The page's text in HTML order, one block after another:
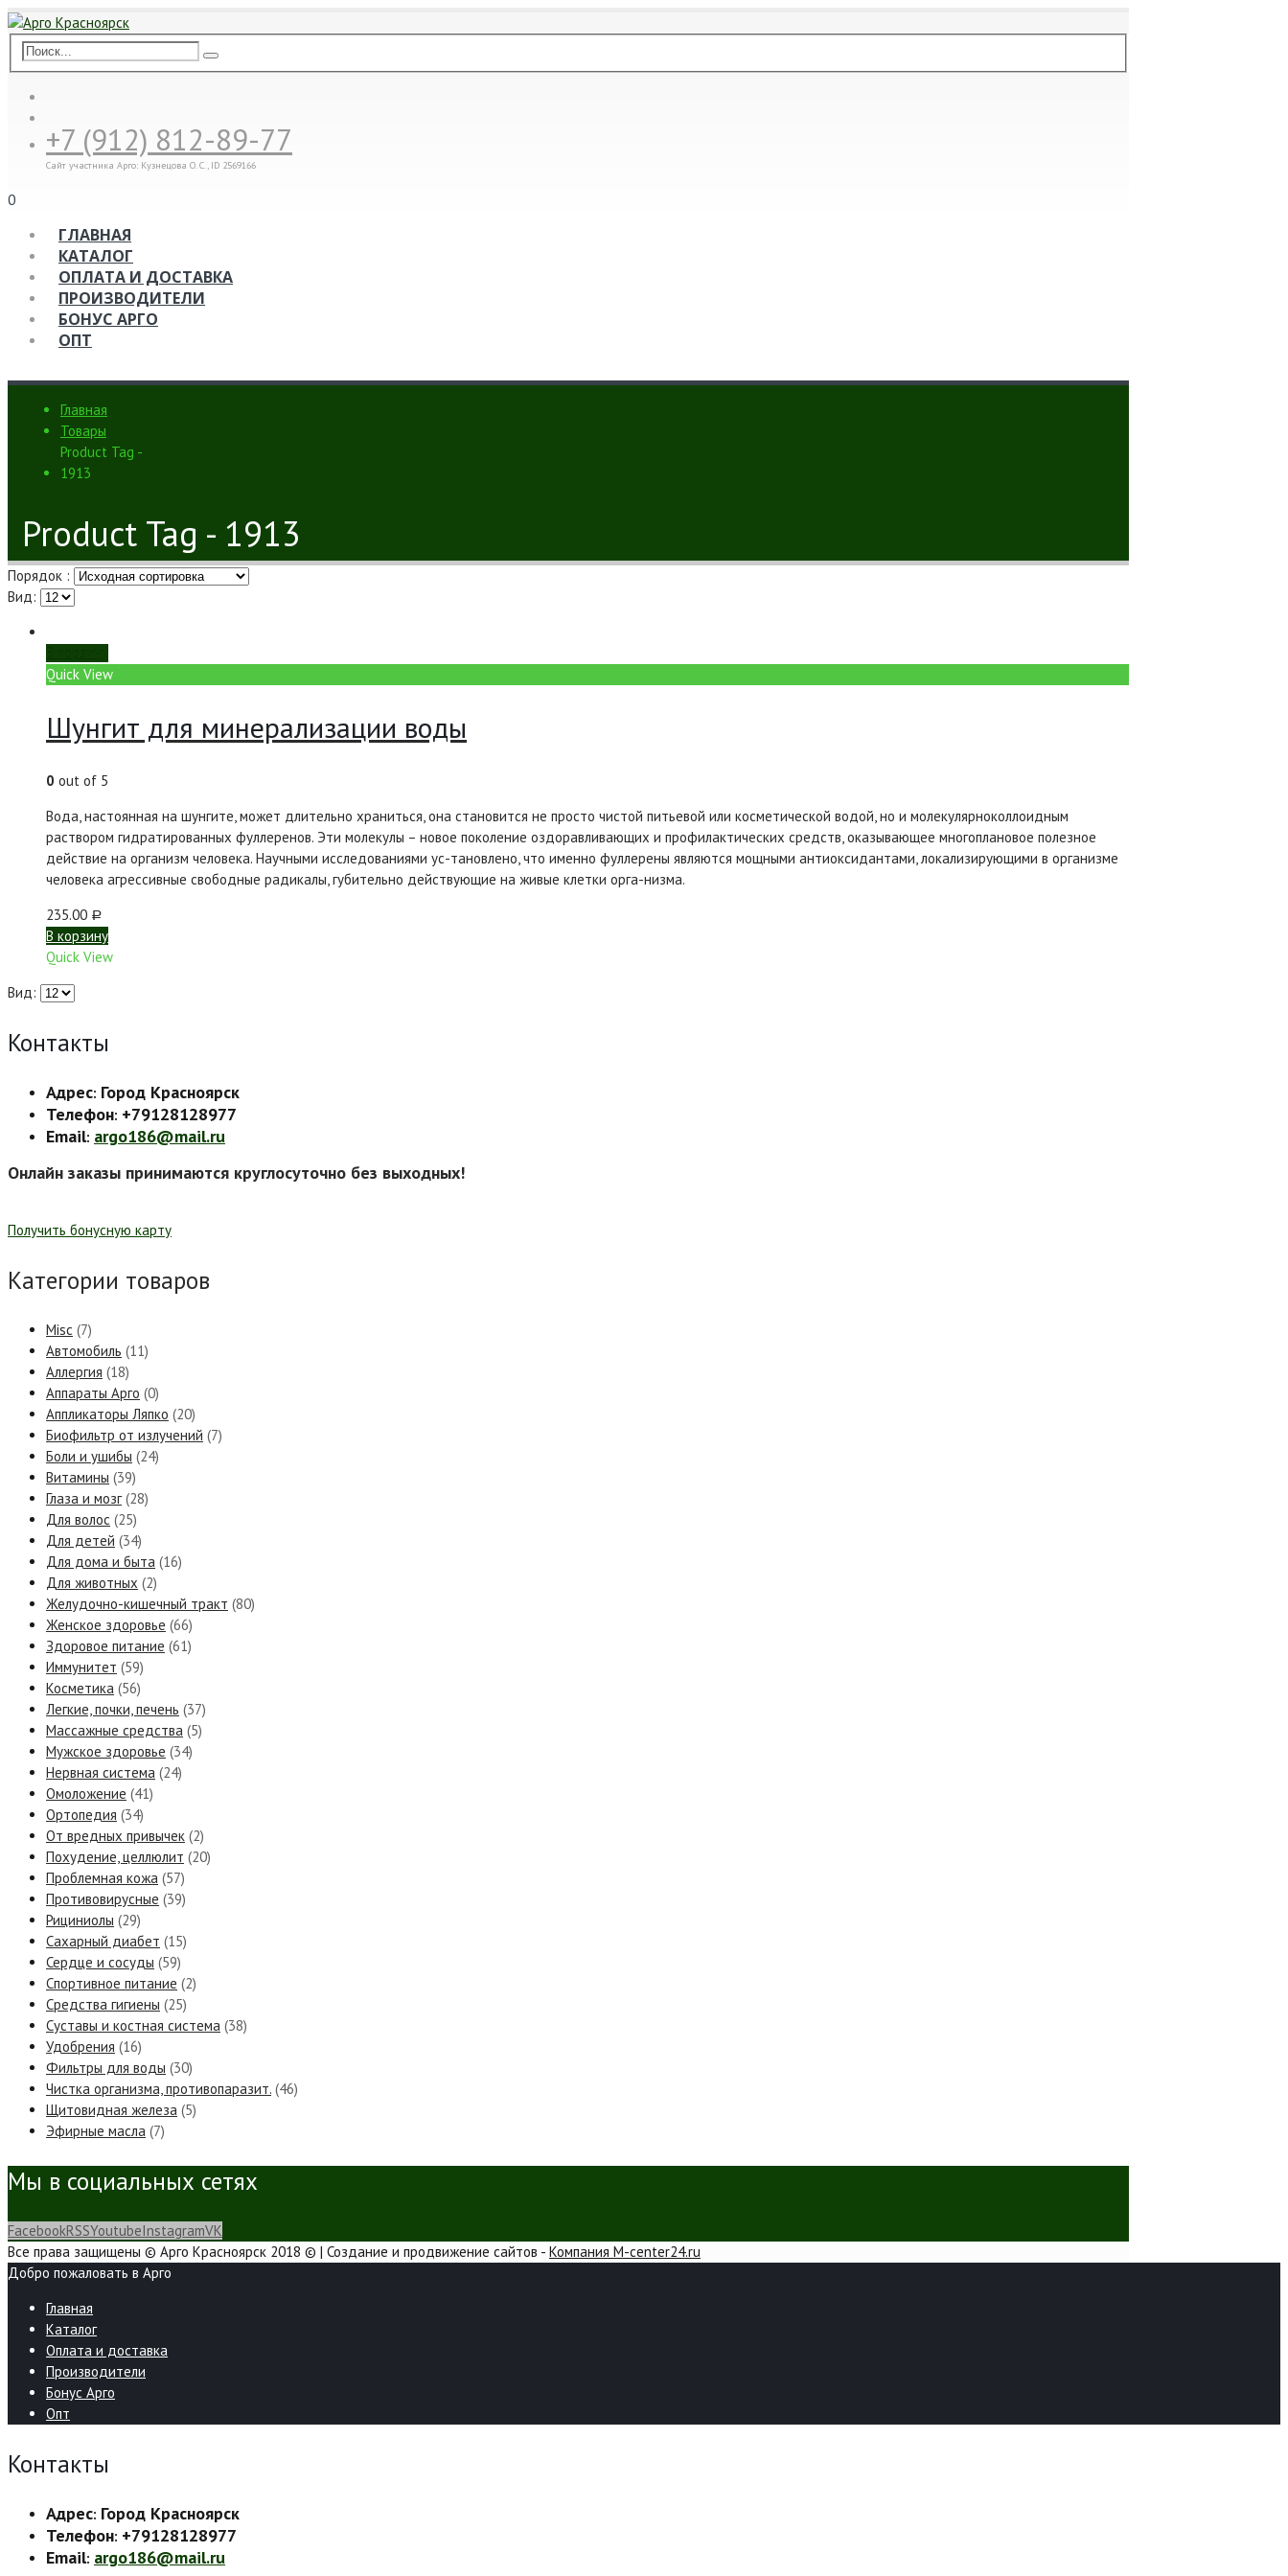
+7 (912) 812-89-77
Сайт участника Арго: Кузнецова О. С., ID 2569166
0
ГЛАВНАЯ
КАТАЛОГ
ОПЛАТА И ДОСТАВКА
ПРОИЗВОДИТЕЛИ
БОНУС АРГО
ОПТ
Главная
Товары
Product Tag -
1913
Product Tag - 1913
Порядок :
Вид:
Quick View
Шунгит для минерализации воды
0 out of 5
Вода, настоянная на шунгите, может длительно храниться, она становится не просто чистой питьевой или косметической водой, но и молекулярно­коллоидным
раствором гидратированных фуллеренов. Эти молекулы – новое поколение оздоравливающих и профилактических средств, оказывающее многоплановое полезное
действие на организм человека. Научными исследованиями ус-тановлено, что именно фуллерены являются мощными антиоксидантами, локализирующими в организме
человека агрессивные свободные радикалы, губительно действующие на живые клетки орга-низма.
235.00 Р
В корзину
Quick View
Вид:
Контакты
Адрес: Город Красноярск
Телефон: +79128128977
Email: argo186@mail.ru
Онлайн заказы принимаются круглосуточно без выходных!
Получить бонусную карту
Категории товаров
Misc (7)
Автомобиль (11)
Аллергия (18)
Аппараты Арго (0)
Аппликаторы Ляпко (20)
Биофильтр от излучений (7)
Боли и ушибы (24)
Витамины (39)
Глаза и мозг (28)
Для волос (25)
Для детей (34)
Для дома и быта (16)
Для животных (2)
Желудочно-кишечный тракт (80)
Женское здоровье (66)
Здоровое питание (61)
Иммунитет (59)
Косметика (56)
Легкие, почки, печень (37)
Массажные средства (5)
Мужское здоровье (34)
Нервная система (24)
Омоложение (41)
Ортопедия (34)
От вредных привычек (2)
Похудение, целлюлит (20)
Проблемная кожа (57)
Противовирусные (39)
Рициниолы (29)
Сахарный диабет (15)
Сердце и сосуды (59)
Спортивное питание (2)
Средства гигиены (25)
Суставы и костная система (38)
Удобрения (16)
Фильтры для воды (30)
Чистка организма, противопаразит. (46)
Щитовидная железа (5)
Эфирные масла (7)
Мы в социальных сетях
FacebookRSSYoutubeInstagramVK
Все права защищены © Арго Красноярск 2018 © | Создание и продвижение сайтов - Компания M-center24.ru
Добро пожаловать в Арго
Главная
Каталог
Оплата и доставка
Производители
Бонус Арго
Опт
Контакты
Адрес: Город Красноярск
Телефон: +79128128977
Email: argo186@mail.ru